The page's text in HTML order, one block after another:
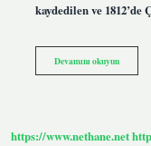
kaydedilen ve
Devamını okuyunRapunzel
Masalı
https://www.nethane.net